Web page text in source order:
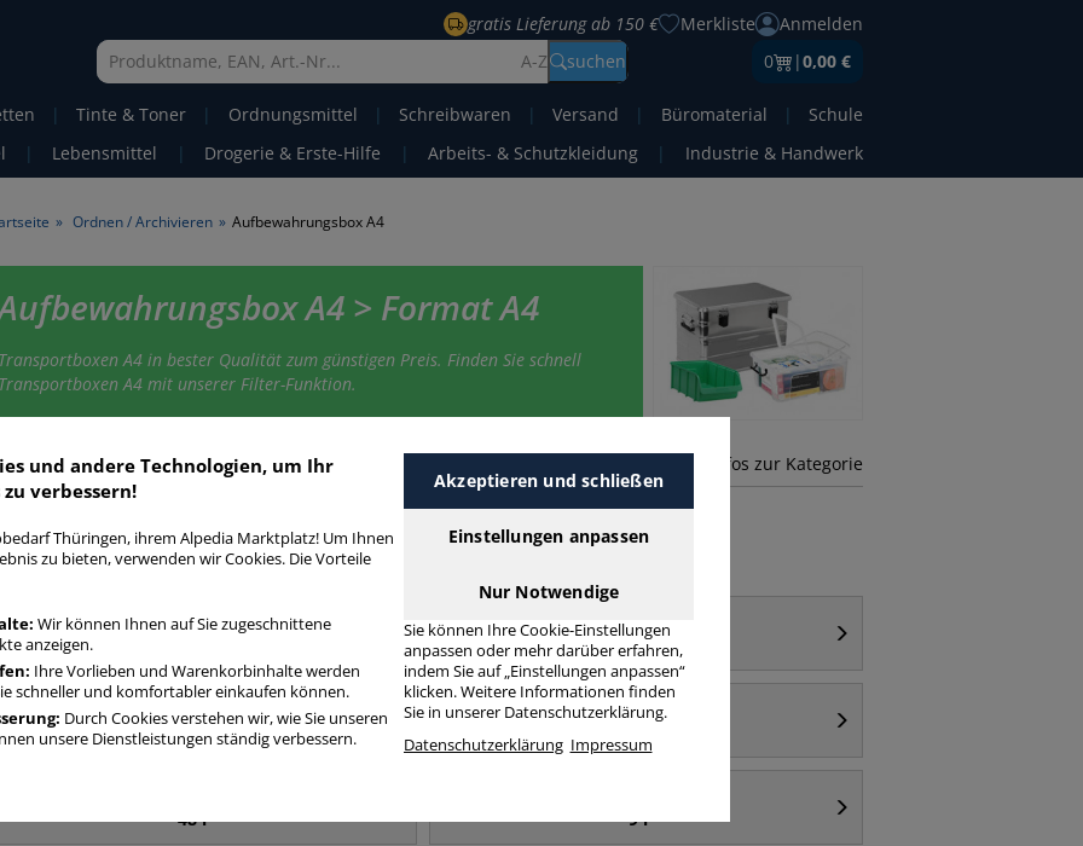
gratis Lieferung ab 150 € Merkliste
Anmelden
A-Z
suchen 0 |0,00 €
| Tinte & Toner | Ordnungsmittel | Schreibwaren | Versand | Büromaterial |
Schule
| Lebensmittel | Drogerie & Erste-Hilfe | Arbeits- & Schutzkleidung | Industrie & Handwerk
» Ordnen / Archivieren » Aufbewahrungsbox A4
A4 > Format A4
Transportboxen A4 in bester Qualität zum günstigen Preis. Finden Sie schnell
Transportboxen A4 mit unserer Filter-Funktion.
A4 mehr Infos zur Kategorie
Häufig gesucht
Aufbewahrungsbox
Aufbewahrungsbox
64 l
Aufbewahrungsbox
35 l
Aufbewahrungsbox
48 l
9 l
und andere Technologien, um Ihr
verbessern!
Thüringen, ihrem Alpedia Marktplatz! Um Ihnen
zu bieten, verwenden wir Cookies. Die Vorteile
Wir können Ihnen auf Sie zugeschnittene
anzeigen.
Ihre Vorlieben und Warenkorbinhalte werden
schneller und komfortabler einkaufen können.
Durch Cookies verstehen wir, wie Sie unseren
unsere Dienstleistungen ständig verbessern.
Akzeptieren und schließen
Einstellungen anpassen
Nur Notwendige
Sie können Ihre Cookie-Einstellungen
anpassen oder mehr darüber erfahren,
indem Sie auf „Einstellungen anpassen“
klicken. Weitere Informationen finden
Sie in unserer Datenschutzerklärung.
Datenschutzerklärung Impressum